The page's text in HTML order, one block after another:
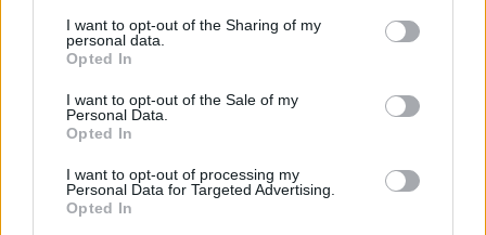
I want to opt-out of the Sharing of my
personal data.
Opted In
I want to opt-out of the Sale of my
Personal Data.
Opted In
I want to opt-out of processing my
Personal Data for Targeted Advertising.
Opted In
Υπουργικής Συνόδου κατά την οποία
υπογραμμίστηκε ότι όταν προκαλείται ζημία,
καταστροφή ή απώλεια πολιτιστικών αγαθών που
ανήκουν σε έναν οποιονδήποτε λαό, ουσιαστικά
πλήττεται η πολιτιστική κληρονομιά ολόκληρης
της ανθρωπότητας.
Και πρόσθεσε: